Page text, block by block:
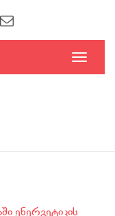
Toggle
ენერგეტიკის